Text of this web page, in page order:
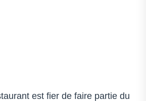
est fier de faire partie du